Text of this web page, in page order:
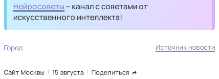
Нейросоветы – канал с советами от
искусственного интеллекта!
Город Источник новости
Сайт Москвы 15 августа Поделиться